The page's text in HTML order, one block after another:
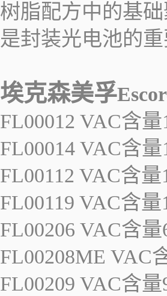
树脂配方中的基
是封装光电池的重
埃克森美孚
FL00012 VAC含
FL00014 VAC含
FL00112 VAC含
FL00119 VAC含
FL00206 VAC含
FL00208ME VAC
FL00209 VAC含